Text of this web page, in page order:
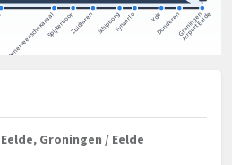
Groningen / Eelde